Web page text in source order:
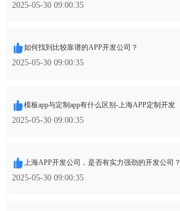
2025-05-30 09:00:35
如何找到比较靠谱的APP开发公司？
2025-05-30 09:00:35
模板app与定制app有什么区别-上海APP定制开发
2025-05-30 09:00:35
上海APP开发公司，是否有实力强劲的开发公司？
2025-05-30 09:00:35